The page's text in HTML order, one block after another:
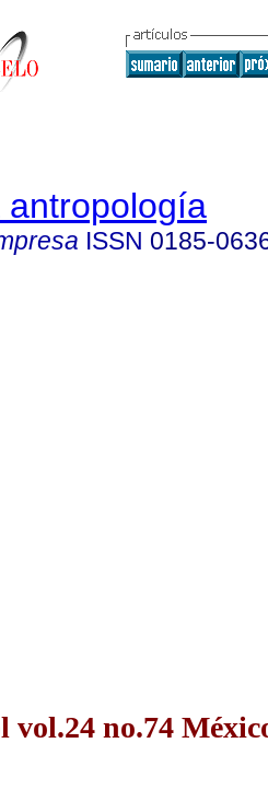
antropología
ISSN 0185-
vol.24 no.74